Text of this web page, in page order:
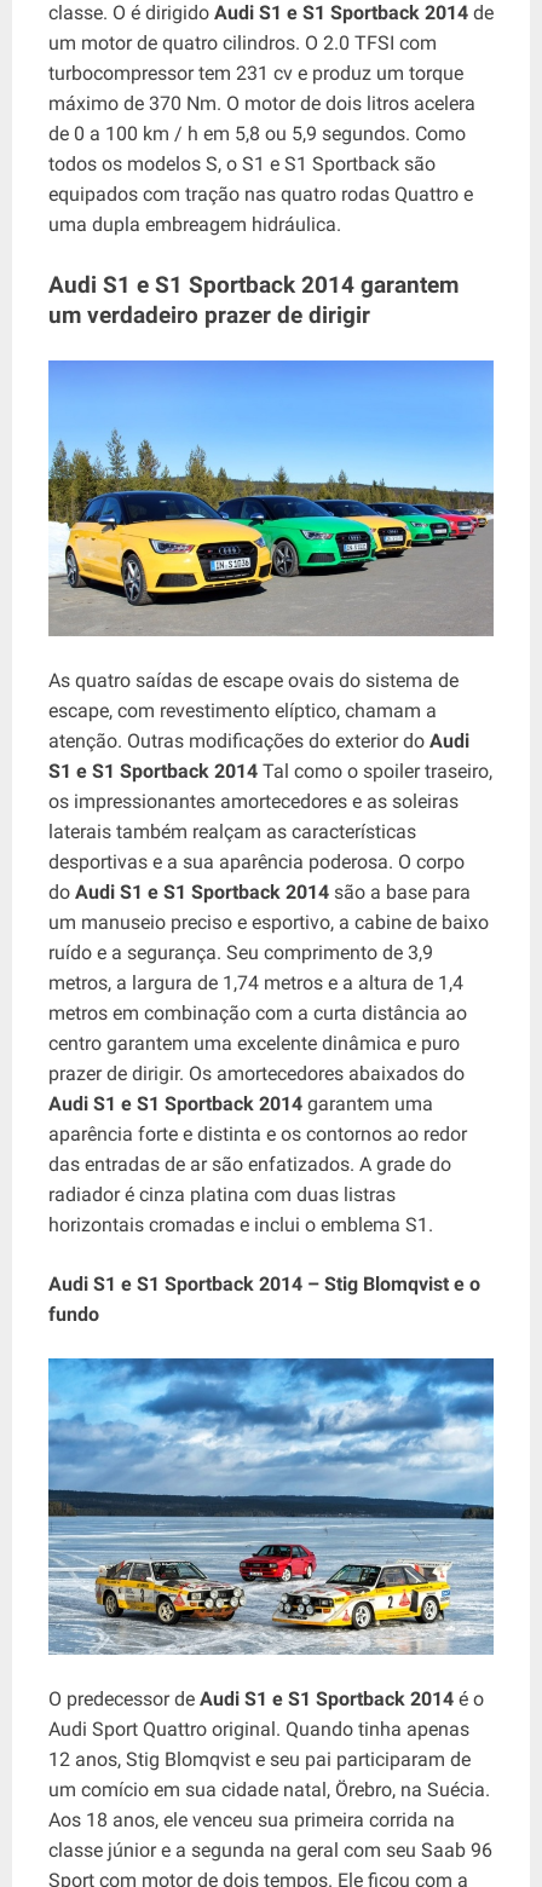
classe. O é dirigido Audi S1 ​​e S1 Sportback 2014 de
um motor de quatro cilindros. O 2.0 TFSI com
turbocompressor tem 231 cv e produz um torque
máximo de 370 Nm. O motor de dois litros acelera
de 0 a 100 km / h em 5,8 ou 5,9 segundos. Como
todos os modelos S, o S1 e S1 Sportback são
equipados com tração nas quatro rodas Quattro e
uma dupla embreagem hidráulica.
Audi S1 ​​e S1 Sportback 2014 garantem
um verdadeiro prazer de dirigir
As quatro saídas de escape ovais do sistema de
escape, com revestimento elíptico, chamam a
atenção. Outras modificações do exterior do Audi
S1 ​​e S1 Sportback 2014 Tal como o spoiler traseiro,
os impressionantes amortecedores e as soleiras
laterais também realçam as características
desportivas e a sua aparência poderosa. O corpo
do Audi S1 ​​e S1 Sportback 2014 são a base para
um manuseio preciso e esportivo, a cabine de baixo
ruído e a segurança. Seu comprimento de 3,9
metros, a largura de 1,74 metros e a altura de 1,4
metros em combinação com a curta distância ao
centro garantem uma excelente dinâmica e puro
prazer de dirigir. Os amortecedores abaixados do
Audi S1 ​​e S1 Sportback 2014 garantem uma
aparência forte e distinta e os contornos ao redor
das entradas de ar são enfatizados. A grade do
radiador é cinza platina com duas listras
horizontais cromadas e inclui o emblema S1.
Audi S1 ​​e S1 Sportback 2014 – Stig Blomqvist e o
fundo
O predecessor de Audi S1 ​​e S1 Sportback 2014 é o
Audi Sport Quattro original. Quando tinha apenas
12 anos, Stig Blomqvist e seu pai participaram de
um comício em sua cidade natal, Örebro, na Suécia.
Aos 18 anos, ele venceu sua primeira corrida na
classe júnior e a segunda na geral com seu Saab 96
Sport com motor de dois tempos. Ele ficou com a